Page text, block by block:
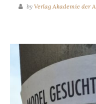
by Verlag Akademie der